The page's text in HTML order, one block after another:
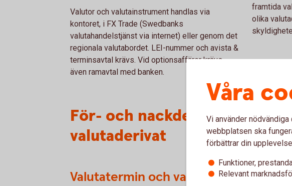
Valutor och valutainstrument handlas via
kontoret, i FX Trade (Swedbanks
valutahandelstjänst via internet) eller genom det
regionala valutabordet. LEI-nummer och avista &
terminsavtal krävs. Vid optionsaffärer krävs
även ramavtal med banken.
framtida
olika
För- och nackdelar med
valutaderivat
Valutatermin och valutaswap
Våra
Vi använder
webbplatsen ska
förbättrar din
Funktioner,
Relevant